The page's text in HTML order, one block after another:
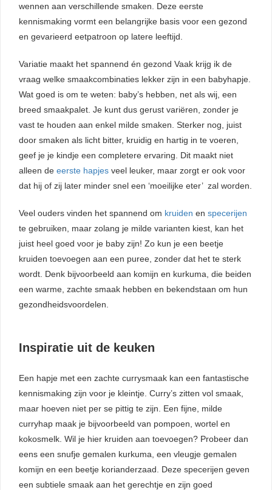
wennen aan verschillende smaken. Deze eerste
kennismaking vormt een belangrijke basis voor een gezond
en gevarieerd eetpatroon op latere leeftijd.
Variatie maakt het spannend én gezond Vaak krijg ik de
vraag welke smaakcombinaties lekker zijn in een babyhapje.
Wat goed is om te weten: baby’s hebben, net als wij, een
breed smaakpalet. Je kunt dus gerust variëren, zonder je
vast te houden aan enkel milde smaken. Sterker nog, juist
door smaken als licht bitter, kruidig en hartig in te voeren,
geef je je kindje een completere ervaring. Dit maakt niet
alleen de eerste hapjes veel leuker, maar zorgt er ook voor
dat hij of zij later minder snel een ‘moeilijke eter’ zal worden.
Veel ouders vinden het spannend om kruiden en specerijen
te gebruiken, maar zolang je milde varianten kiest, kan het
juist heel goed voor je baby zijn! Zo kun je een beetje
kruiden toevoegen aan een puree, zonder dat het te sterk
wordt. Denk bijvoorbeeld aan komijn en kurkuma, die beiden
een warme, zachte smaak hebben en bekendstaan om hun
gezondheidsvoordelen.
Inspiratie uit de keuken
Een hapje met een zachte currysmaak kan een fantastische
kennismaking zijn voor je kleintje. Curry’s zitten vol smaak,
maar hoeven niet per se pittig te zijn. Een fijne, milde
curryhap maak je bijvoorbeeld van pompoen, wortel en
kokosmelk. Wil je hier kruiden aan toevoegen? Probeer dan
eens een snufje gemalen kurkuma, een vleugje gemalen
komijn en een beetje korianderzaad. Deze specerijen geven
een subtiele smaak aan het gerechtje en zijn goed